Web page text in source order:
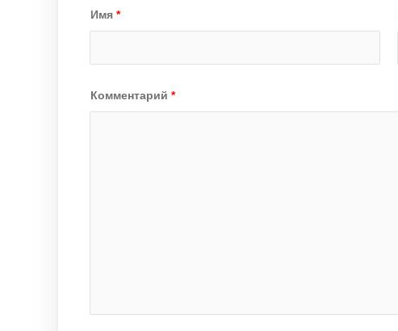
Имя *
Комментарий *